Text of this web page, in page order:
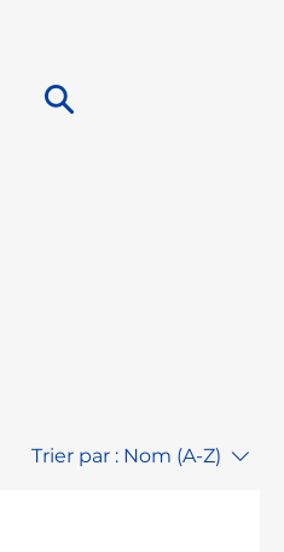
Trier par : Nom (A-Z)